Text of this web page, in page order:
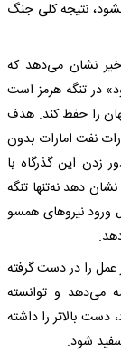
نتیجه کلی جنگ
نشان می‌دهد که
در تنگه هرمز است
را حفظ کند. هدف
نفت امارات بدون
زدن این گذرگاه با
دهد نه‌تنها تنگه
ورود نیروهای همسو
عمل را در دست گرفته
می‌دهد و توانسته
دست بالاتر را داشته
شود.